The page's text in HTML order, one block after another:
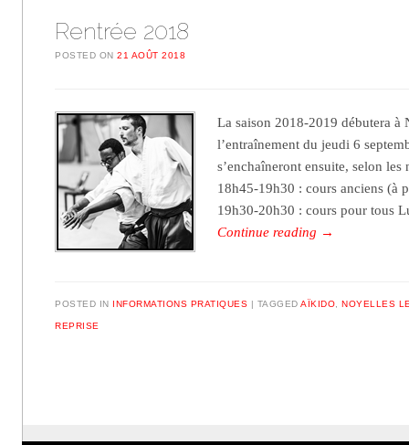
Rentrée 2018
POSTED ON21 AOÛT 2018
La saison 2018-2019 débutera à
l’entraînement du jeudi 6
s’enchaîneront ensuite, selon
18h45-19h30 : cours anciens (à
19h30-20h30 : cours pour tous
Continue reading →
POSTED IN INFORMATIONS PRATIQUES TAGGEDAÏKIDO ,NOYELLES
REPRISE